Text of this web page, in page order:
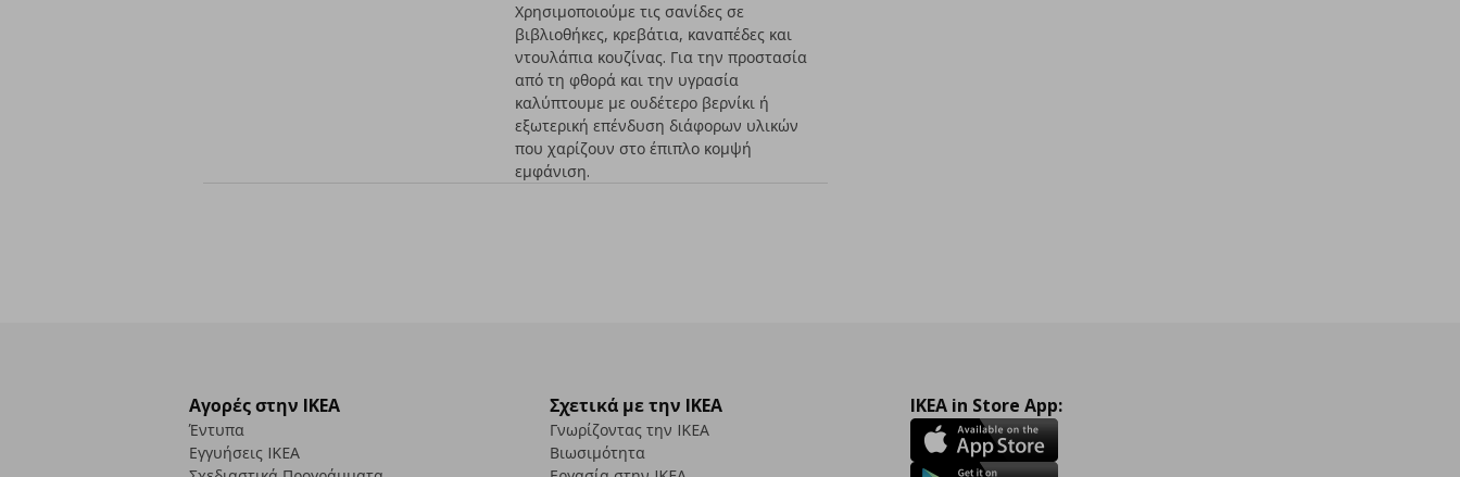
Χρησιμοποιούμε τις σανίδες σε
βιβλιοθήκες, κρεβάτια, καναπέδες και
ντουλάπια κουζίνας. Για την προστασία
από τη φθορά και την υγρασία
καλύπτουμε με ουδέτερο βερνίκι ή
εξωτερική επένδυση διάφορων υλικών
που χαρίζουν στο έπιπλο κομψή
εμφάνιση.
Αγορές στην IKEA
Έντυπα
Εγγυήσεις IKEA
Σχετικά με την IKEA
Γνωρίζοντας την IKEA
Βιωσιμότητα
IKEA in Store App: